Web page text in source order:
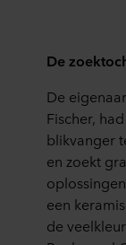
De
De
Fischer,
blikvanger
en zoekt
een
de